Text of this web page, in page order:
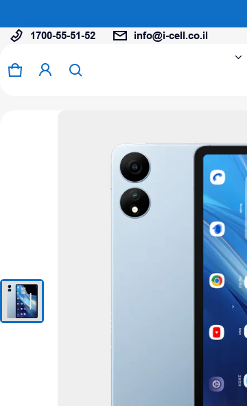
1700-55-51-52 info@i-cell.co.il
0 פריטים